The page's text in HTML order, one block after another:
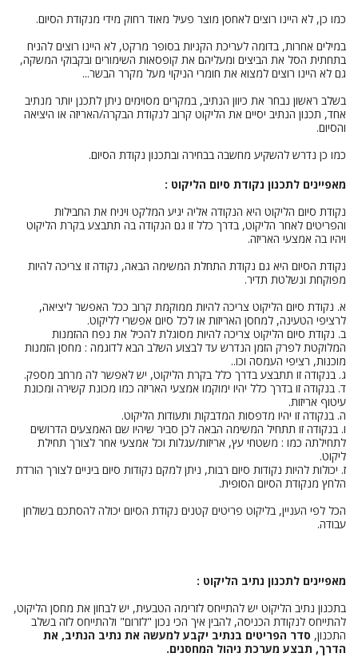
כמו כן, לא היינו רוצים לאחסן מוצר פעיל מאוד רחוק מידי מנקודת הסיום.
במילים אחרות, בדומה לעריכת הקניות בסופר מרקט, לא היינו רוצים להניח
בתחתית הסל את הביצים ומעליהם את קופסאות השימורים ובקבוקי המשקה,
גם לא היינו רוצים למצוא את חומרי הניקוי מעל מקרר הבשר...
בשלב ראשון נבחר את כיוון הנתיב, במקרים מסוימים ניתן לתכנן יותר מנתיב
אחד, תכנון הנתיב יסיים את הליקוט קרוב לנקודת הבקרה/האריזה או היציאה
והסיום.
כמו כן נדרש להשקיע מחשבה בבחירה ובתכנון נקודת הסיום.
מאפיינים לתכנון נקודת סיום הליקוט :
נקודת סיום הליקוט היא הנקודה אליה יגיע המלקט ויניח את החבילות
והפריטים לאחר הליקוט, בדרך כלל זו גם הנקודה בה תתבצע בקרת הליקוט
ויהיו בה אמצעי האריזה.
נקודת הסיום היא גם נקודת התחלת המשימה הבאה, נקודה זו צריכה להיות
מפוקחת ונשלטת תדיר.
א. נקודת סיום הליקוט צריכה להיות ממוקמת קרוב ככל האפשר ליציאה,
לרציפי הטעינה, למחסן האריזות או לכל סיום אפשרי לליקוט.
ב. נקודת סיום הליקוט צריכה להיות מסוגלת להכיל את נפח ההזמנות
המלוקטת לפרק הזמן הנדרש עד לבצוע השלב הבא לדוגמה : מחסן הזמנות
מוכנות, רציפי העמסה וכו..
ג. בנקודה זו תתבצע בדרך כלל בקרת הליקוט, יש לאפשר לה מרחב מספק.
ד. בנקודה זו בדרך כלל יהיו ימוקמו אמצעי האריזה כמו מכונת קשירה ומכונת
עיטוף אריזות.
ה. בנקודה זו יהיו מדפסות המדבקות ותעודות הליקוט.
ו. בנקודה זו תתחיל המשימה הבאה לכן סביר שיהיו שם האמצעים הדרושים
לתחילתה כמו : משטחי עץ, אריזות/עגלות וכל אמצעי אחר לצורך תחילת
ליקוט.
ז. יכולות להיות נקודות סיום רבות, ניתן למקם נקודות סיום ביניים לצורך הורדת
הלחץ מנקודת הסיום הסופית.
הכל לפי העניין, בליקוט פריטים קטנים נקודת הסיום יכולה להסתכם בשולחן
עבודה.
מאפיינים לתכנון נתיב הליקוט :
בתכנון נתיב הליקוט יש להתייחס לזרימה הטבעית, יש לבחון את מחסן הליקוט,
להתייחס לנקודת הכניסה, להבין איך הכי נכון "לזרום" ולהתייחס לזה בשלב
התכנון, סדר הפריטים בנתיב יקבע למעשה את נתיב הנתיב, את
הדרך, תבצע מערכת ניהול המחסנים.